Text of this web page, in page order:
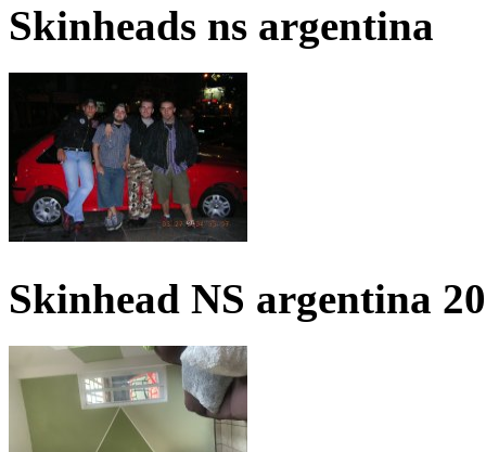
Skinheads ns argentina
Skinhead NS argentina